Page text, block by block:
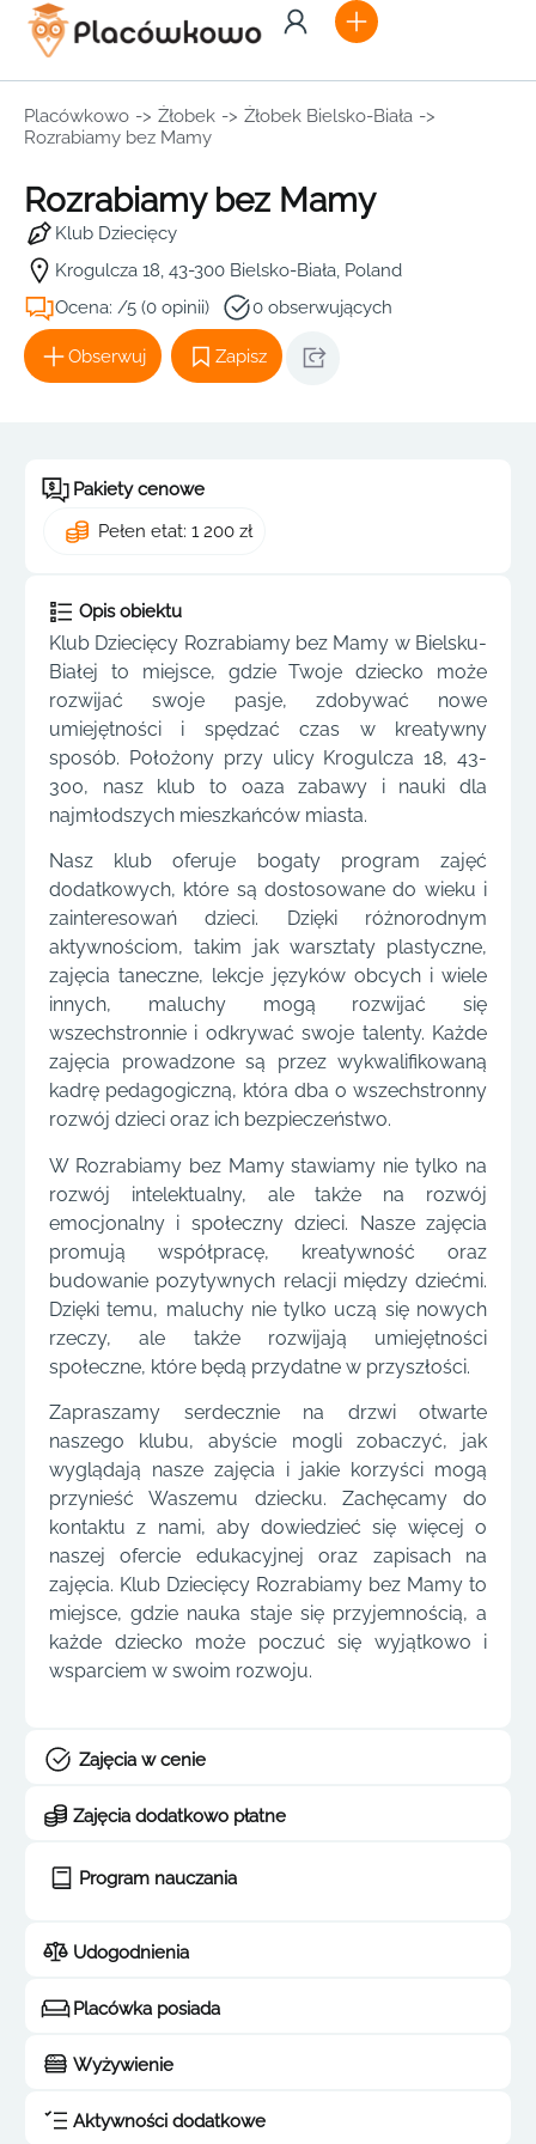
Placówkowo -> Żłobek -> Żłobek Bielsko-Biała ->
Rozrabiamy bez Mamy
Rozrabiamy bez Mamy
Klub Dziecięcy
Krogulcza 18, 43-300 Bielsko-Biała, Poland
Ocena: /5 (0 opinii)
0 obserwujących
Obserwuj Zapisz
Pakiety cenowe
Pełen etat: 1 200 zł
Opis obiektu
Klub Dziecięcy Rozrabiamy bez Mamy w Bielsku-
Białej to miejsce, gdzie Twoje dziecko może
rozwijać swoje pasje, zdobywać nowe
umiejętności i spędzać czas w kreatywny
sposób. Położony przy ulicy Krogulcza 18, 43-
300, nasz klub to oaza zabawy i nauki dla
najmłodszych mieszkańców miasta.
Nasz klub oferuje bogaty program zajęć
dodatkowych, które są dostosowane do wieku i
zainteresowań dzieci. Dzięki różnorodnym
aktywnościom, takim jak warsztaty plastyczne,
zajęcia taneczne, lekcje języków obcych i wiele
innych, maluchy mogą rozwijać się
wszechstronnie i odkrywać swoje talenty. Każde
zajęcia prowadzone są przez wykwalifikowaną
kadrę pedagogiczną, która dba o wszechstronny
rozwój dzieci oraz ich bezpieczeństwo.
W Rozrabiamy bez Mamy stawiamy nie tylko na
rozwój intelektualny, ale także na rozwój
emocjonalny i społeczny dzieci. Nasze zajęcia
promują współpracę, kreatywność oraz
budowanie pozytywnych relacji między dziećmi.
Dzięki temu, maluchy nie tylko uczą się nowych
rzeczy, ale także rozwijają umiejętności
społeczne, które będą przydatne w przyszłości.
Zapraszamy serdecznie na drzwi otwarte
naszego klubu, abyście mogli zobaczyć, jak
wyglądają nasze zajęcia i jakie korzyści mogą
przynieść Waszemu dziecku. Zachęcamy do
kontaktu z nami, aby dowiedzieć się więcej o
naszej ofercie edukacyjnej oraz zapisach na
zajęcia. Klub Dziecięcy Rozrabiamy bez Mamy to
miejsce, gdzie nauka staje się przyjemnością, a
każde dziecko może poczuć się wyjątkowo i
wsparciem w swoim rozwoju.
Zajęcia w cenie
Zajęcia dodatkowo płatne
Program nauczania
Udogodnienia
Placówka posiada
Wyżywienie
Aktywności dodatkowe